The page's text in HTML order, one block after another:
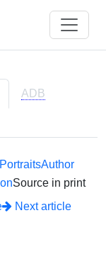
ADB
Author
Source in print
Next article